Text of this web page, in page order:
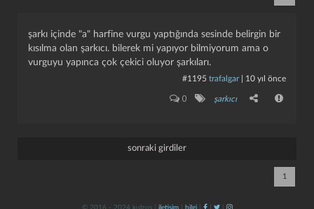
şarkı içinde "a" harfine vurgu yaptığında sesinde belirgin bir
kısılma olan şarkıcı. bilerek mi yapıyor bilmiyorum ama o
vurguyu yapınca çok çekici oluyor şarkıları.
#1195 trafalgar| 10 yıl önce
0 şarkıcı
sonraki girdiler
1
© 2016 - 2024 kulzos | iletişim| bilgi| | |